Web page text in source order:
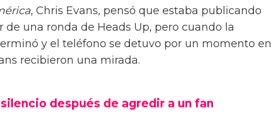
, Chris Evans, pensó que estaba publicando
una ronda de Heads Up, pero cuando la
y el teléfono se detuvo por un momento en
recibieron una mirada.
después de agredir a un fan